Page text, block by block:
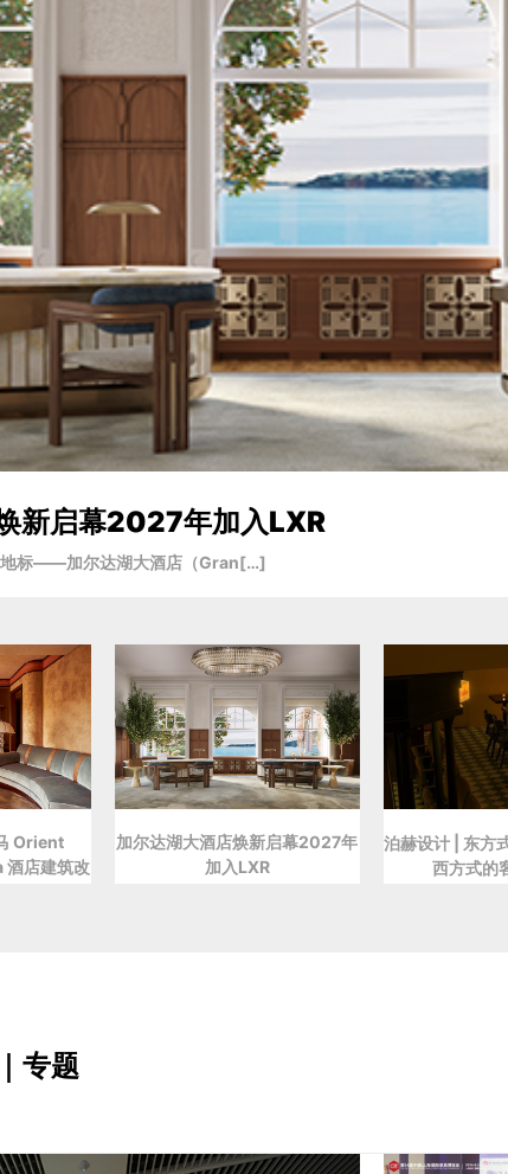
新启幕2027年加入LXR
地标——加尔达湖大酒店（Gran[…]
Orient
店建筑改
加尔达湖大酒店焕新启幕2027年
加入LXR
泊赫设计 | 东方
西方式的
专题